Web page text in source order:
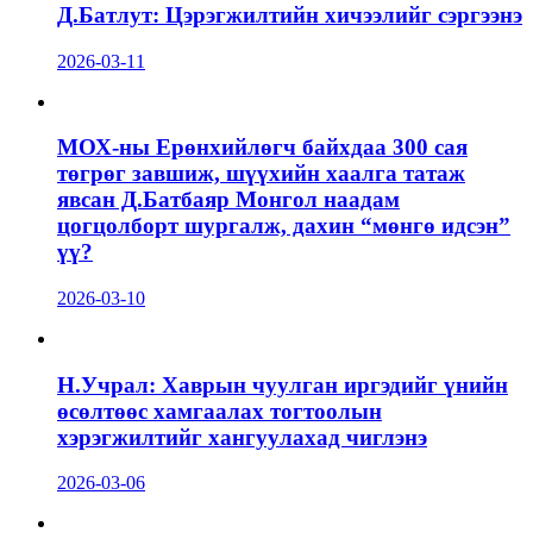
Д.Батлут: Цэрэгжилтийн хичээлийг сэргээнэ
2026-03-11
МОХ-ны Ерөнхийлөгч байхдаа 300 сая
төгрөг завшиж, шүүхийн хаалга татаж
явсан Д.Батбаяр Монгол наадам
цогцолборт шургалж, дахин “мөнгө идсэн”
үү?
2026-03-10
Н.Учрал: Хаврын чуулган иргэдийг үнийн
өсөлтөөс хамгаалах тогтоолын
хэрэгжилтийг хангуулахад чиглэнэ
2026-03-06